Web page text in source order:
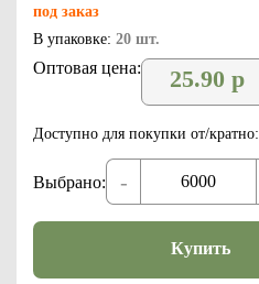
под заказ
В упаковке: 20 шт.
Оптовая цена: 25.90 р
Доступно для покупки от/кратно:
Выбрано: -
Купить